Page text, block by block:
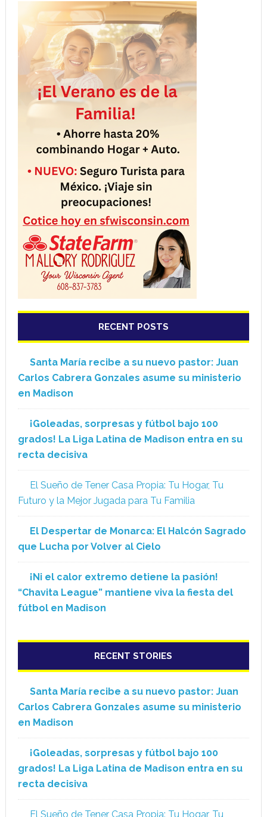
RECENT POSTS
Santa María recibe a su nuevo pastor: Juan
Carlos Cabrera Gonzales asume su ministerio
en Madison
¡Goleadas, sorpresas y fútbol bajo 100
grados! La Liga Latina de Madison entra en su
recta decisiva
El Sueño de Tener Casa Propia: Tu Hogar, Tu
Futuro y la Mejor Jugada para Tu Familia
El Despertar de Monarca: El Halcón Sagrado
que Lucha por Volver al Cielo
¡Ni el calor extremo detiene la pasión!
“Chavita League” mantiene viva la fiesta del
fútbol en Madison
RECENT STORIES
Santa María recibe a su nuevo pastor: Juan
Carlos Cabrera Gonzales asume su ministerio
en Madison
¡Goleadas, sorpresas y fútbol bajo 100
grados! La Liga Latina de Madison entra en su
recta decisiva
El Sueño de Tener Casa Propia: Tu Hogar, Tu